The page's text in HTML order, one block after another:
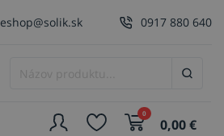
eshop@solik.sk 0917 880 640
0
0,00€